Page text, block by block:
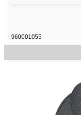
960001055